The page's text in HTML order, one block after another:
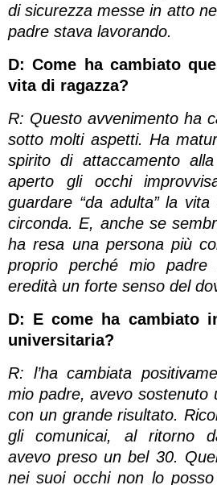
di sicurezza messe in atto
padre stava lavorando.
D: Come ha cambiato
vita di ragazza?
R: Questo avvenimento ha
sotto molti aspetti. Ha
spirito di attaccamento
aperto gli occhi
guardare “da adulta” la
circonda. E, anche se
ha resa una persona più
proprio perché mio
eredità un forte senso del
D: E come ha cambiato
universitaria?
R: l’ha cambiata
mio padre, avevo sostenuto
con un grande risultato.
gli comunicai, al ritorno
avevo preso un bel 30.
nei suoi occhi non lo